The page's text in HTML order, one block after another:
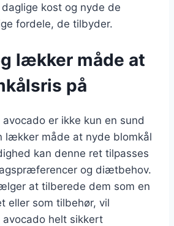
kost og nyde de
fordele, de tilbyder.
lækker måde at
på
er ikke kun en sund
lækker måde at nyde blomkål
kan denne ret tilpasses
og diætbehov.
at tilberede dem som en
eller som tilbehør, vil
helt sikkert